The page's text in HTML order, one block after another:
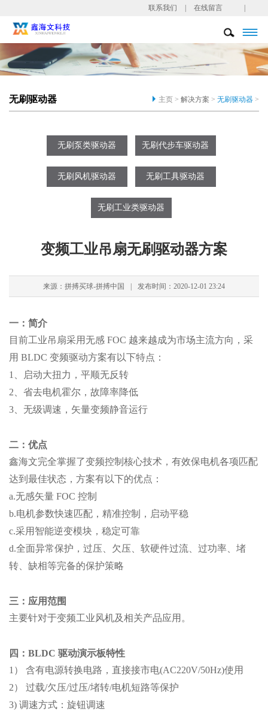
联系我们 在线留言

无刷驱动器 主页 > 解决方案 > 无刷驱动器 >
无刷泵类驱动器 无刷代步车驱动器
无刷风机驱动器 无刷工具驱动器
无刷工业类驱动器
变频工业吊扇无刷驱动器方案
来源：拼搏买球-拼搏中国 发布时间：2020-12-01 23:24
一：简介
目前工业吊扇采用无感 FOC 越来越成为市场主流方向，采
用 BLDC 变频驱动方案有以下特点：
1、启动大扭力，平顺无反转
2、省去电机霍尔，故障率降低
3、无级调速，矢量变频静音运行
二：优点
鑫海文完全掌握了变频控制核心技术，有效保电机各项匹配
达到最佳状态，方案有以下的优点：
a.无感矢量 FOC 控制
b.电机参数快速匹配，精准控制，启动平稳
c.采用智能逆变模块，稳定可靠
d.全面异常保护，过压、欠压、软硬件过流、过功率、堵
转、缺相等完备的保护策略
三：应用范围
主要针对于变频工业风机及相关产品应用。
四：BLDC 驱动演示板特性
1） 含有电源转换电路，直接接市电(AC220V/50Hz)使用
2） 过载/欠压/过压/堵转/电机短路等保护
3) 调速方式：旋钮调速